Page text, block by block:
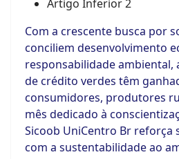
Artigo Inferior 2
Com a crescente busca por
conciliem desenvolvimento
responsabilidade ambiental,
de crédito verdes têm
consumidores, produtores
mês dedicado à
Sicoob UniCentro Br reforça
com a sustentabilidade ao